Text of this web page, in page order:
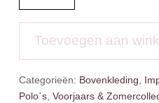
aantalToevoegen aan
Categorieën: Bovenkleding
Polo`s, Voorjaars &